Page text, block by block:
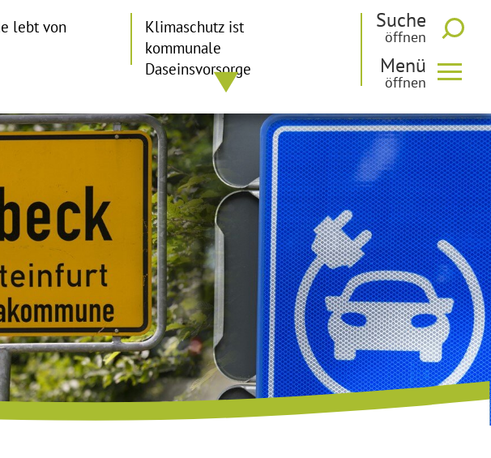
Suche
Menü
lebt von
Klimaschutz ist
kommunale
Daseinsvorsorge